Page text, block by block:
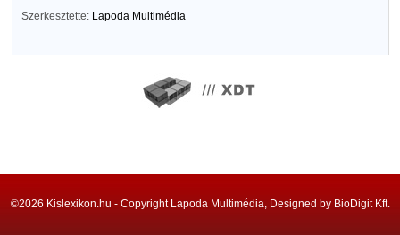
Szerkesztette: Lapoda Multimédia
©2026 Kislexikon.hu - Copyright Lapoda Multimédia, Designed by BioDigit Kft.